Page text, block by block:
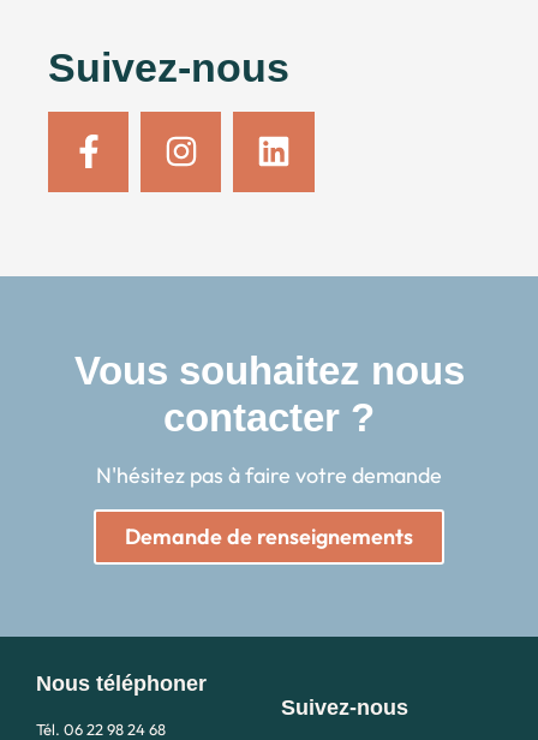
Suivez-nous
Vous souhaitez nous
contacter ?
N'hésitez pas à faire votre demande
Demande de renseignements
Nous téléphoner
Tél. 06 22 98 24 68
Suivez-nous